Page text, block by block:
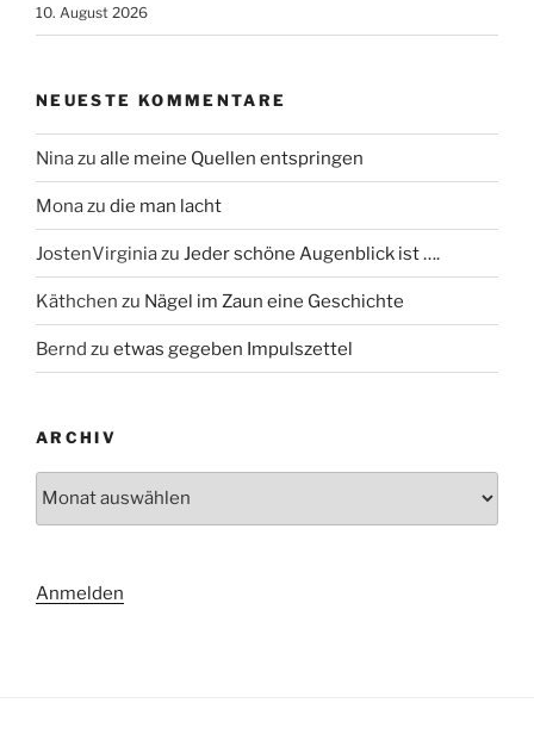
10. August 2026
NEUESTE KOMMENTARE
Ninazu alle meine Quellen entspringen
Monazu die man lacht
JostenVirginiazu Jeder schöne Augenblick ist ….
Käthchen zu Nägel im Zaun eine Geschichte
Bernd zu etwas gegeben Impulszettel
ARCHIV
Anmelden